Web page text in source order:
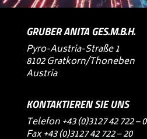
GRUBER ANITA GES.M.B.H.
Pyro-Austria-Straße 1
8102 Gratkorn/Thoneben
Austria
KONTAKTIEREN SIE UNS
Telefon+43 (0)3127 42 722 – 0
Fax +43 (0)3127 42 722 – 20